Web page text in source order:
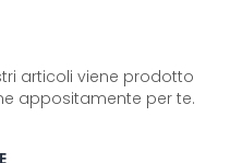
articoli viene prodotto
appositamente per te.